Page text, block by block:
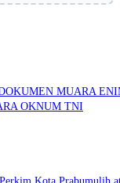
MUARA
OKNUM TNI